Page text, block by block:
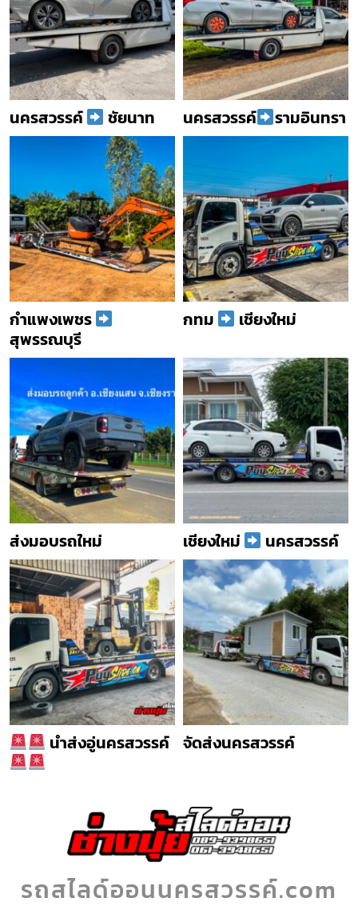
นครสวรรค์ ชัยนาท นครสวรรค์ รามอินทรา
กำแพงเพชร
สุพรรณบุรี
กทม เชียงใหม่
ส่งมอบรถใหม่ เชียงใหม่ นครสวรรค์
นำส่งอู่นครสวรรค์ จัดส่งนครสวรรค์
รถสไลด์ออนนครสวรรค์.com